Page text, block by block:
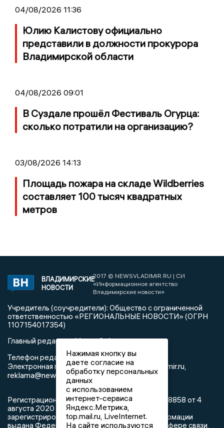
04/08/2026 11:36
Юлию Калистову официально
представили в должности прокурора
Владимирской области
04/08/2026 09:01
В Суздале прошёл Фестиваль Огурца:
сколько потратили на организацию?
03/08/2026 14:13
Площадь пожара на складе Wildberries
составляет 100 тысяч квадратных
метров
ВЛАДИМИРСКИЕ
НОВОСТИ
2017 © NEWSVLADIMIR.RU | СИ
«Информационное агентство
Владимирские новости»
Учредитель (соучредители): Общество с ограниченной
ответственностью «РЕГИОНАЛЬНЫЕ НОВОСТИ» (ОГРН
1107154017354)
Главный редактор: Мазов С. А.
Телефон редакции:8 (4922) 666916
Электронная почта редакции:info@newsvladimir.ru
reklama@newsvladimir.ru
Регистрационный номер: серия Эл № ФС77-78858 от 4
августа 2020 г. согласно выписке из реестра
зарегистрированных средств массовой информации
выдана Федеральной службой по надзору в сфере связи,
Нажимая кнопку вы
даете согласие на
обработку персональных
данных
с использованием
интернет-сервиса
Яндекс.Метрика,
top.mail.ru, LiveInternet.
На сайте используются